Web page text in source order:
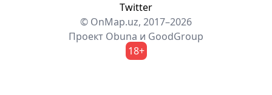
Twitter
© OnMap.uz, 2017–2026
Проект Obuna и GoodGroup
18+